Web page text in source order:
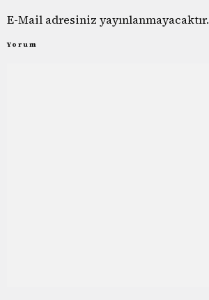
E-Mail adresiniz yayınlanmayacaktır.
Yorum